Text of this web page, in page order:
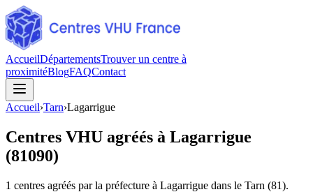
AccueilDépartementsTrouver un centre à
proximitéBlogFAQContact
Accueil›Tarn›Lagarrigue
Centres VHU agréés à Lagarrigue
(81090)
1 centres agréés par la préfecture à Lagarrigue dans le Tarn (81).